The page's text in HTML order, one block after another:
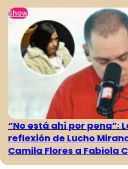
Show
“No está ahí por pena”:
reflexión de Lucho
Camila Flores a Fabiola